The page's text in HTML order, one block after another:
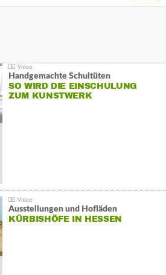
Handgemachte Schultüten
SO WIRD DIE EINSCHULUNG
ZUM KUNSTWERK
Ausstellungen und Hofläden
KÜRBISHÖFE IN HESSEN